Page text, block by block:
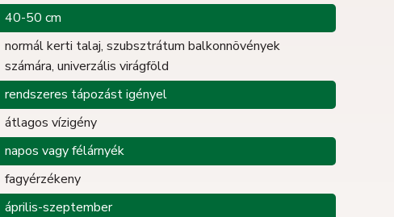
40-50 cm
normál kerti talaj, szubsztrátum balkonnövények
számára, univerzális virágföld
rendszeres tápozást igényel
átlagos vízigény
napos vagy félárnyék
fagyérzékeny
április-szeptember